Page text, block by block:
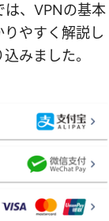
は、VPNの基本
やすく解説し
みました。